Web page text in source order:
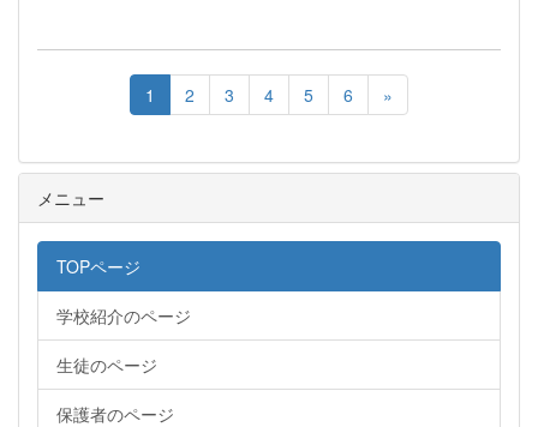
1 2 3 4 5 6 »
メニュー
TOPページ
学校紹介のページ
生徒のページ
保護者のページ